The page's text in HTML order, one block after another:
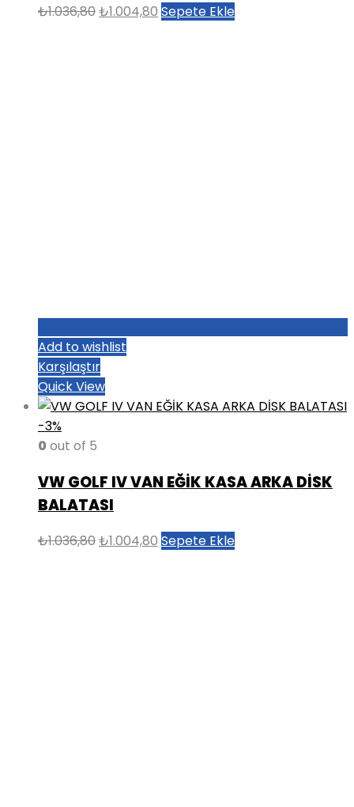
₺1.036,80Orijinal
₺1.004,80 Şu
Sepete Ekle
Add to wishlist
Karşılaştır
Quick View
-3%
0 out of 5
VW GOLF IV VAN EĞİK KASA ARKA DİSK
BALATASI
₺1.036,80Orijinal
₺1.004,80 Şu
Sepete Ekle